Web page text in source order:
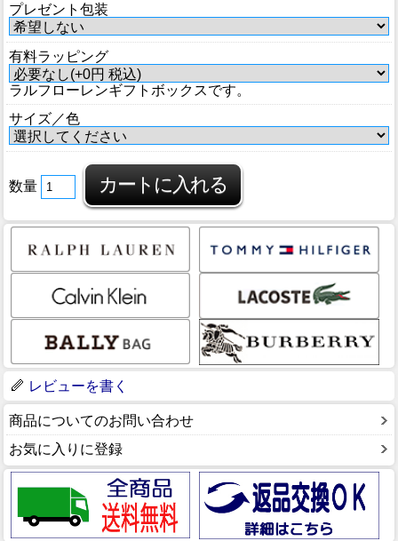
プレゼント包装
有料ラッピング
ラルフローレンギフトボックスです。
サイズ／色
数量
レビューを書く
商品についてのお問い合わせ
お気に入りに登録